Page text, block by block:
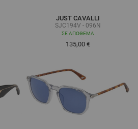
JUST CAVALLI
SJC194V - 096N
ΣΕ ΑΠΌΘΕΜΑ
135,00 €